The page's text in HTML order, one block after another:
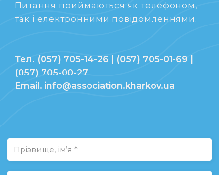
Питання приймаються як телефоном,
так і електронними повідомленнями.
Тел. (057) 705-14-26 | (057) 705-01-69 |
(057) 705-00-27
Email. info@association.kharkov.ua